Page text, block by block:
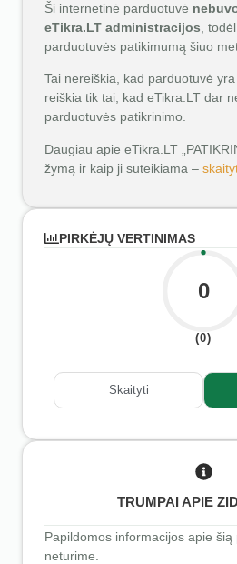
Ši internetinė parduotuvė
eTikra.LT administracijos ,
parduotuvės patikimumą šiuo
Tai nereiškia, kad parduotuvė
reiškia tik tai, kad eTikra.LT dar
parduotuvės patikrinimo.
Daugiau apie eTikra.LT
žymą ir kaip ji suteikiama –
PIRKĖJŲ VERTINIMAS
0
(0)
Skaityti
TRUMPAI APIE
Papildomos informacijos apie
neturime.